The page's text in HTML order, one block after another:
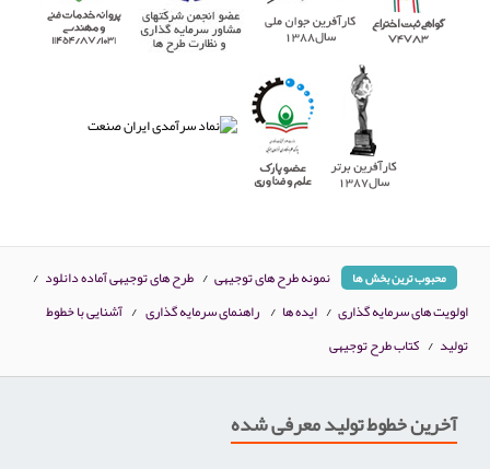
محبوب ترین بخش ها نمونه طرح های توجیهی / طرح های توجیهی آماده دانلود /
اولویت های سرمایه گذاری / ایده ها / راهنمای سرمایه گذاری / آشنایی با خطوط
تولید / کتاب طرح توجیهی
آخرین خطوط تولید معرفی شده